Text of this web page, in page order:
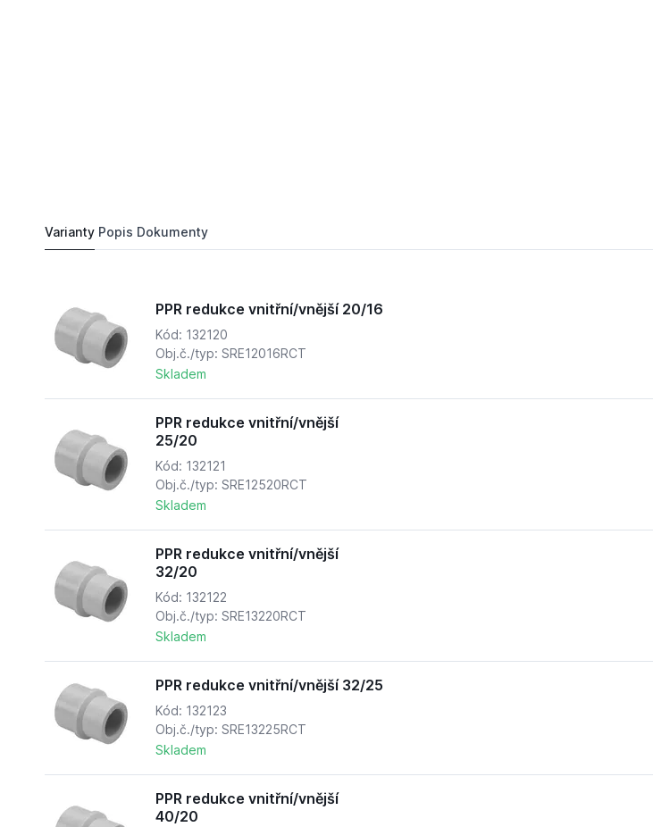
Varianty Popis Dokumenty
PPR redukce vnitřní/vnější 20/16
Kód: 132120
Obj.č./typ: SRE12016RCT
Skladem
PPR redukce vnitřní/vnější
25/20
Kód: 132121
Obj.č./typ: SRE12520RCT
Skladem
PPR redukce vnitřní/vnější
32/20
Kód: 132122
Obj.č./typ: SRE13220RCT
Skladem
PPR redukce vnitřní/vnější 32/25
Kód: 132123
Obj.č./typ: SRE13225RCT
Skladem
PPR redukce vnitřní/vnější
40/20